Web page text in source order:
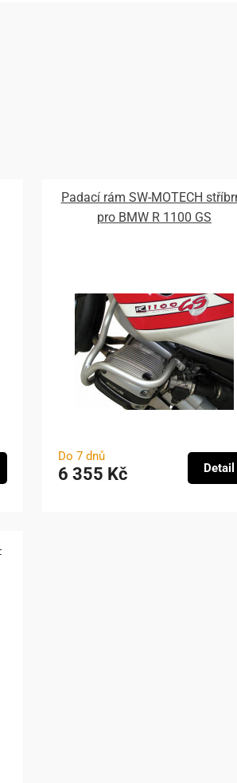
Padací rám SW-MOTECH
pro BMW R 1100 GS
Do 7 dnů
6 355 Kč Detail